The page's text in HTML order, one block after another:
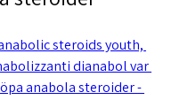
steroids youth,
dianabol var
anabola steroider -